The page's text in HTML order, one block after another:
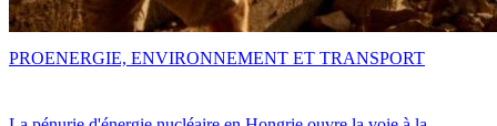
PROENERGIE, ENVIRONNEMENT ET TRANSPORT